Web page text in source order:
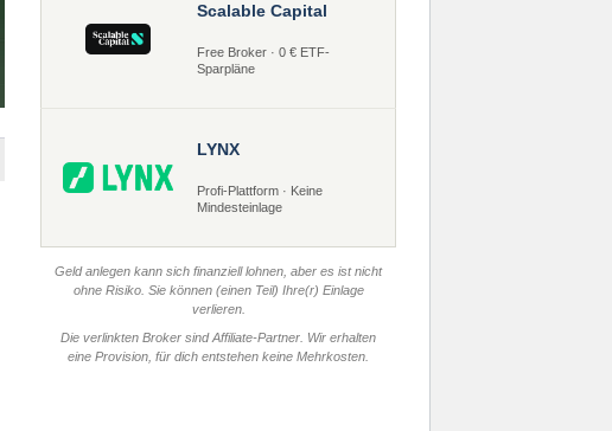
Scalable Capital
Free Broker · 0 € ETF-
Sparpläne
LYNX
Profi-Plattform · Keine
Mindesteinlage
Geld anlegen kann sich finanziell lohnen, aber es ist nicht
ohne Risiko. Sie können (einen Teil) Ihre(r) Einlage
verlieren.
Die verlinkten Broker sind Affiliate-Partner. Wir erhalten
eine Provision, für dich entstehen keine Mehrkosten.